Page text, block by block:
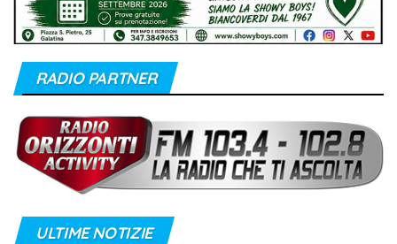
RADIO PARTNER
ULTIME NOTIZIE